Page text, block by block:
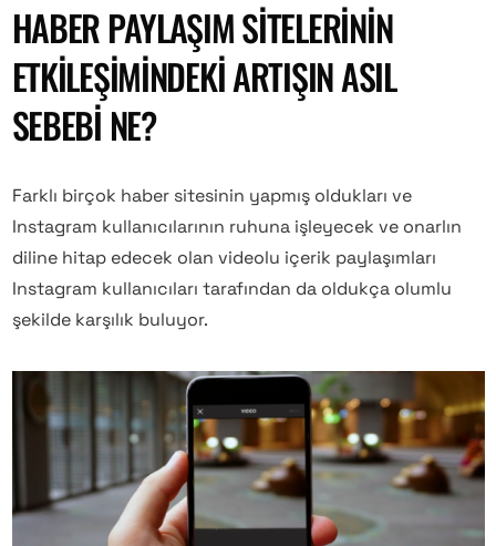
HABER PAYLAŞIM SITELERININ
ETKILEŞIMINDEKI ARTIŞIN ASIL
SEBEBI NE?
Farklı birçok haber sitesinin yapmış oldukları ve
Instagram kullanıcılarının ruhuna işleyecek ve onarlın
diline hitap edecek olan videolu içerik paylaşımları
Instagram kullanıcıları tarafından da oldukça olumlu
şekilde karşılık buluyor.